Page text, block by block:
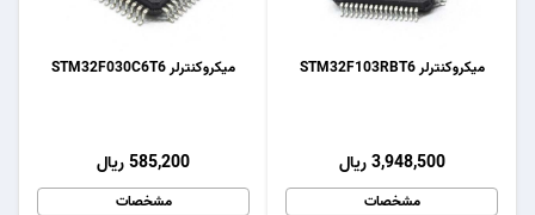
میکروکنترلر STM32F030C6T6
585,200 ریال
مشخصات
میکروکنترلر STM32F103RBT6
3,948,500 ریال
مشخصات